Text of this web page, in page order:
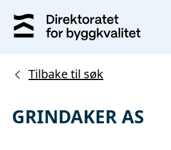
Tilbake til søk
GRINDAKER AS